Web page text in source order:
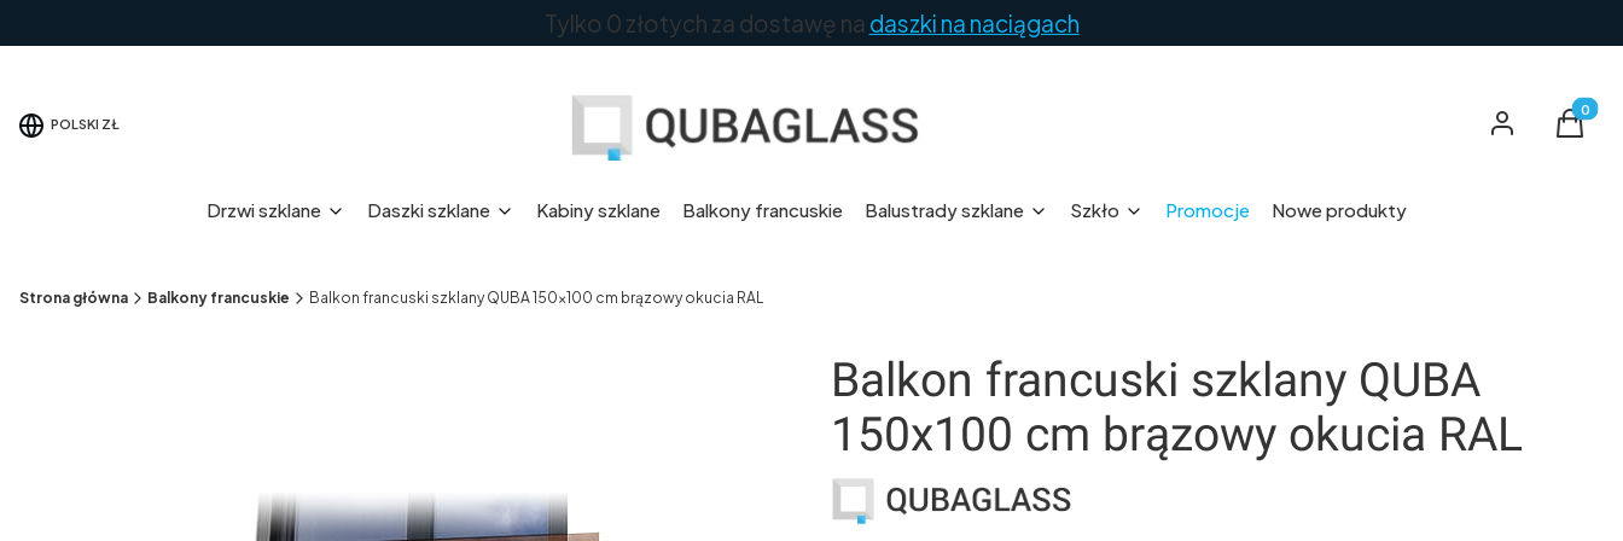
Tylko 0 złotych za dostawę na daszki na naciągach
POLSKI ZŁ Zaloguj sięKoszyk
Drzwi szklane Daszki szklane Kabiny szklane Balkony francuskie Balustrady szklane Szkło Promocje Nowe produkty
Strona główna Balkony francuskie Balkon francuski szklany QUBA 150x100 cm brązowy okucia RAL
Balkon francuski szklany QUBA
150x100 cm brązowy okucia RAL